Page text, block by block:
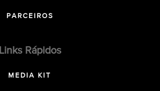
PARCEIROS
Links Rápidos
MEDIA KIT